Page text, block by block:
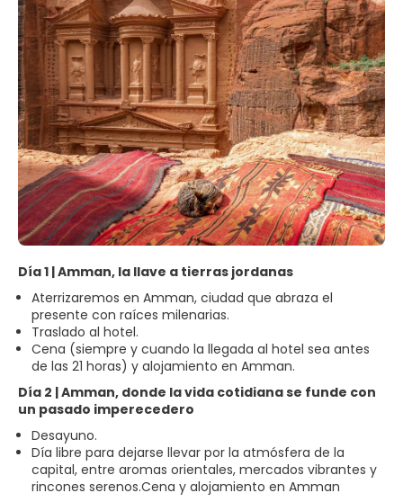
Día 1 | Amman, la llave a tierras jordanas
Aterrizaremos en Amman, ciudad que abraza el
presente con raíces milenarias.
Traslado al hotel.
Cena (siempre y cuando la llegada al hotel sea antes
de las 21 horas) y alojamiento en Amman.
Día 2 | Amman, donde la vida cotidiana se funde con
un pasado imperecedero
Desayuno.
Día libre para dejarse llevar por la atmósfera de la
capital, entre aromas orientales, mercados vibrantes y
rincones serenos.Cena y alojamiento en Amman